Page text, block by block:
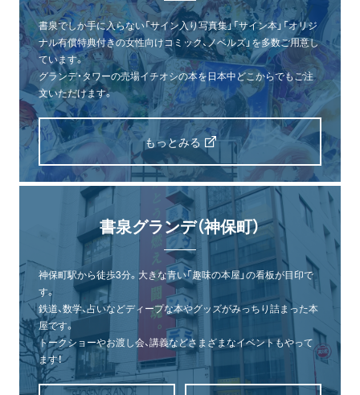
書泉でしか手に入らない「サイン入り写真集」「サイン本」「オリジ
ナル有償特典付きの女性向けコミック、ノベルズ」を多数ご用意し
ています。
グランデ・タワーの売場イチオシの本を日本中どこからでもご注
文いただけます。
もっとみる
書泉グランデ（神保町）
神保町駅から徒歩3分。大きな青い「趣味の本屋」の看板が目印で
す。
鉄道、数学、占いなどディープな本やグッズがみっちり詰まった本
屋です。
トークショーやお渡し会、講義などさまざまなイベントもやって
ます！